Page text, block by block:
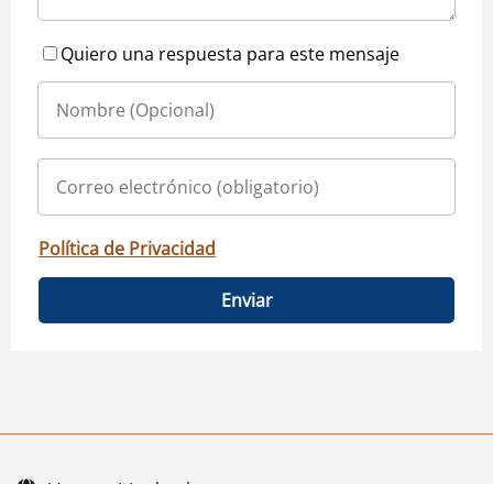
Quiero una respuesta para este mensaje
Política de Privacidad
Enviar